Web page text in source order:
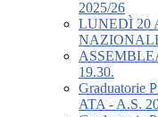
2025/26
LUNEDÌ 20
19.30.
Graduatorie
ATA - A.S.